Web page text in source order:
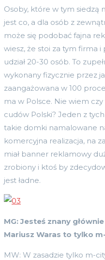
Osoby, które w tym siedzą
jest co, a dla osób z
może się podobać fajna
wiesz, że stoi za tym firma
udział 20-30 osób. To
wykonany fizycznie przez
zaangażowana w 100
ma w Polsce. Nie wiem
cudów Polski? Jeden z
takie domki namalowane
komercyjna realizacja, na
miał banner reklamowy
zrobiony i ktoś by
jest ładne.
MG: Jesteś znany
Mariusz Waras to tylko
MW: W zasadzie tylko m-